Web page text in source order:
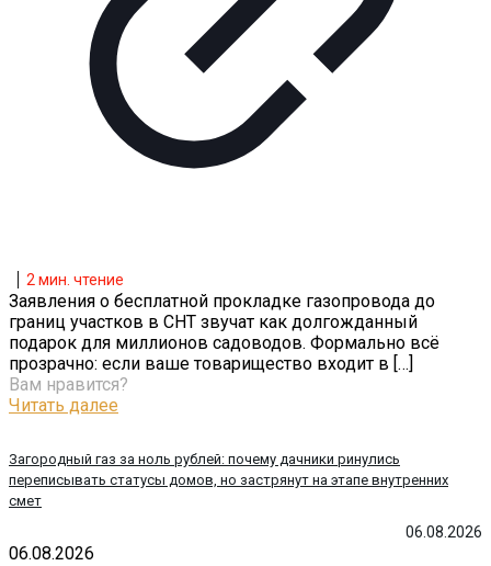
06.08.2026
Загородный газ за ноль рублей: почему дачники ринулись
переписывать статусы домов, но застрянут на этапе внутренних
смет
2 мин. чтение
Заявления о бесплатной прокладке газопровода до
границ участков в СНТ звучат как долгожданный
подарок для миллионов садоводов. Формально всё
прозрачно: если ваше товарищество входит в […]
Вам нравится?
Читать далее
06.08.2026